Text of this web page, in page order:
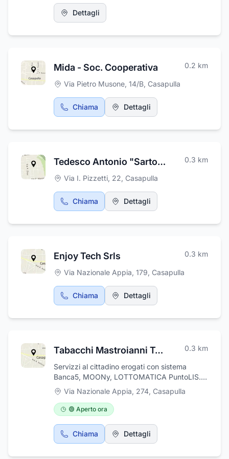
Dettagli
Mida - Soc. Cooperativa 0.2 km
Via Pietro Musone, 14/B, Casapulla
Chiama Dettagli
Tedesco Antonio "Sartoria Uomo " 0.3 km
Via I. Pizzetti, 22, Casapulla
Chiama Dettagli
Enjoy Tech Srls 0.3 km
Via Nazionale Appia, 179, Casapulla
Chiama Dettagli
Tabacchi Mastroianni Teresa 0.3 km
Servizzi al cittadino erogati con sistema
Banca5, MOONy, LOTTOMATICA PuntoLIS.
Servizio fax e fotocopie, stampa EMAIL ,
stampa FILE da USB/CD/DVD
Via Nazionale Appia, 274, Casapulla
🟢 Aperto ora
Chiama Dettagli